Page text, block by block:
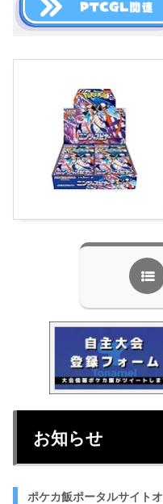
お知らせ
ポケカ飯ポータルサイト